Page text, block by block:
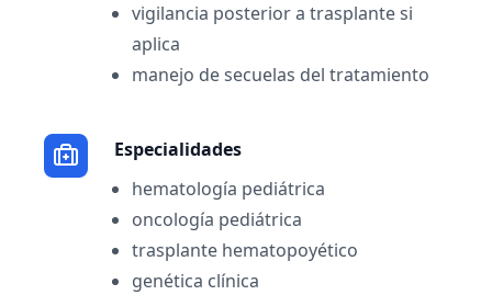
vigilancia posterior a trasplante si
aplica
manejo de secuelas del tratamiento
Especialidades
hematología pediátrica
oncología pediátrica
trasplante hematopoyético
genética clínica